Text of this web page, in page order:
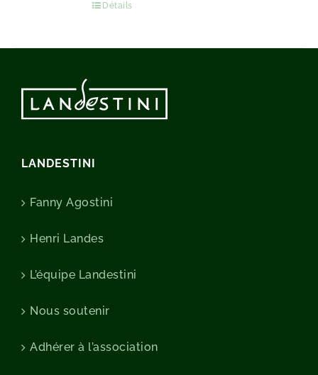
Détails
LANDESTINI
Fanny Agostini
Henri Landes
L’équipe Landestini
Nous soutenir
Adhérer à l’association